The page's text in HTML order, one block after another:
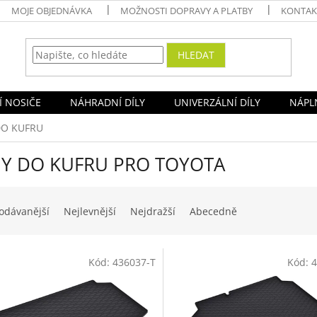
MOJE OBJEDNÁVKA MOŽNOSTI DOPRAVY A PLATBY
HLEDAT
NOSIČE NÁHRADNÍ DÍLY UNIVERZÁLNÍ DÍLY
KUFRU
DO KUFRU PRO TOYOTA
Nejlevnější Nejdražší Abecedně
Kód: 436037-T Kód: